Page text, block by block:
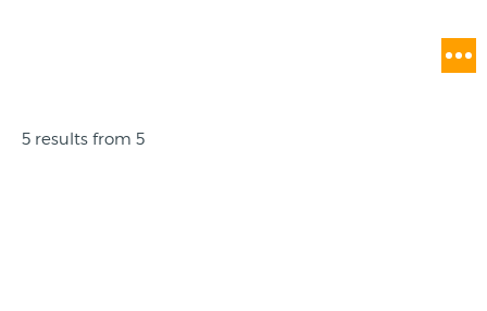
5 results from 5